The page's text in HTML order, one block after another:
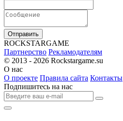
Отправить
ROCKSTARGAME
Партнерство Рекламодателям
© 2013 - 2026 Rockstargame.su
О нас
О проекте Правила сайта Контакты
Подпишитесь на нас